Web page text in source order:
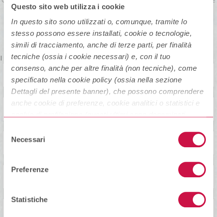
Questo sito web utilizza i cookie
In questo sito sono utilizzati o, comunque, tramite lo
stesso possono essere installati, cookie o tecnologie,
simili di tracciamento, anche di terze parti, per finalità
tecniche (ossia i cookie necessari) e, con il tuo
consenso, anche per altre finalità (non tecniche), come
specificato nella cookie policy (ossia nella sezione
Dettagli del presente banner), che possono comprendere
anche cookie di preferenze, cookie analitici o statistici e
revocare il tuo consenso, in qualsiasi momento,
Puoi acconsentire all’utilizzo di tali tecnologie utilizzando
informativa e/o utilizzando il tasto “
Rifiuta i cookie non
”, continui senza accettare i cookie non tecnici e
delNecessari
Preferenze
Statistiche
contattato.
Scegli la filiale più vicina a te e facci sapere in che lingua preferisci
comunicare:
in questo modo potremo accoglierti al meglio.
I campi contrassegnati con*sono obbligatori